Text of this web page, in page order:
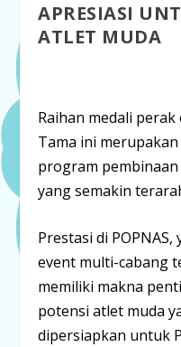
APRESIASI
ATLET MUDA
Raihan medali
Tama ini
program
yang semakin
Prestasi di
event multi-cabang
memiliki makna
potensi atlet muda
dipersiapkan untuk